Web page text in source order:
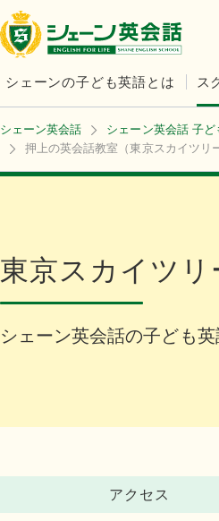
シェーンの子ども英語とは ス
シェーン英会話 シェーン英会話 子ど
押上の英会話教室（東京スカイツリ
シェーン英会話の子ども英
東京スカイツリ
アクセス